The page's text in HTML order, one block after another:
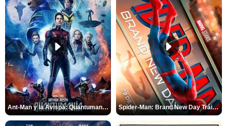
Ant-Man y la Avispa: Quantumanía Tráiler (2) Spider-Man: Brand New Day Tráiler (3)